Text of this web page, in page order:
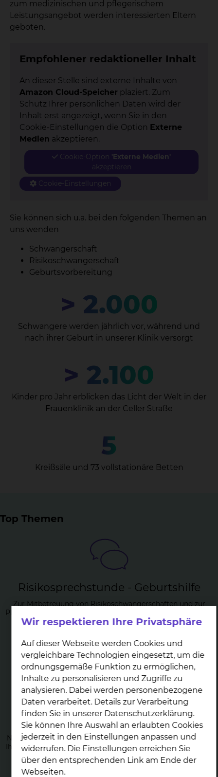
zum medizinischen und pflegerischem
Leistungsangebot werden interessierten Eltern
geboten.
Empfohlener redaktioneller Inhalt
An dieser Stelle sind externe Inhalte von
Amazon Cloud-Speicher plaziert. Zum
Schutz Ihrer persönlichen Daten wird der
Inhalt erst angezeigt, wenn Sie in den
Cookie-Einstellungen die Option Externe
Medien akzeptieren.
Cookie-Option 'Externe Medien'
akzeptieren
Cookie-Einstellungen
Sie können sich u.a. bei den folgenden Themen an
uns wenden
Schwangerschaft
Risikoschwangerschaft
Geburtsvorbereitung
> 2.000
Schwangere werden jährlich vor, während und
nach ihrer Geburt in unserer Klinik versorgt
> 2.100
Kinder pro Jahr erblicken das Licht der Welt in der
Frauenklinik an der Celler Straße
5
Kreißsäle und 73 vollstationäre Betten
Top Themen
Ri­si­ko­sprech­stun­de - Ge­burts­hil­fe
Zur Mitbetreuung von Risikoschwangerschaften und zur
Planung einer Risikogeburt oder eines Kaiserschnittes bieten
wir Ihnen eine spezielle Sprechstunde an.
Nach der Ge­burt
Direkt nach der Geburt Ihres Neugeborenen erfolgt die
Nachsorge im Kreißsaal. Auch später auf der Station, stehen
Ihnen unsere Spezialistinnen und Spezialisten zur Verfügung.
mehr
Wir respektieren Ihre Privatsphäre
Auf dieser Webseite werden Cookies und
vergleichbare Technologien eingesetzt, um die
ordnungsgemäße Funktion zu ermöglichen,
Inhalte zu personalisieren und Zugriffe zu
analysieren. Dabei werden personenbezogene
Daten verarbeitet. Details zur Verarbeitung
finden Sie in unserer Datenschutzerklärung.
Sie können Ihre Auswahl an erlaubten Cookies
jederzeit in den Einstellungen anpassen und
widerrufen. Die Einstellungen erreichen Sie
über den entsprechenden Link am Ende der
Webseiten.